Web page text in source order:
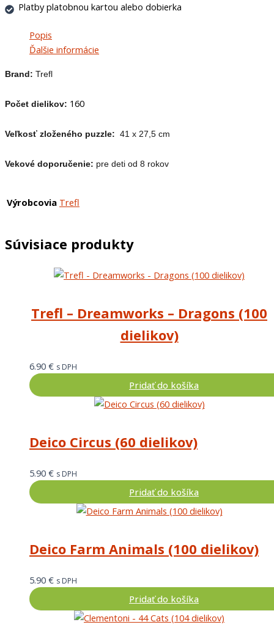
Platby platobnou kartou alebo dobierka
Popis
Ďalšie informácie
Brand: Trefl
Počet dielikov: 160
Veľkosť zloženého puzzle: 41 x 27,5 cm
Vekové doporučenie: pre deti od 8 rokov
Výrobcovia Trefl
Súvisiace produkty
Trefl – Dreamworks – Dragons (100
dielikov)
6.90 € s DPH
Pridať do košíka
Deico Circus (60 dielikov)
5.90 € s DPH
Pridať do košíka
Deico Farm Animals (100 dielikov)
5.90 € s DPH
Pridať do košíka